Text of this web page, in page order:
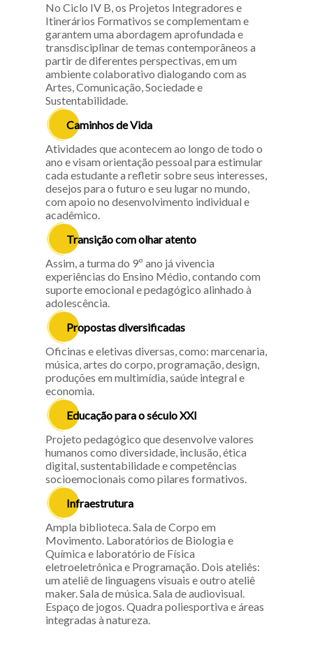
No Ciclo IV B, os Projetos Integradores e
Itinerários Formativos se complementam e
garantem uma abordagem aprofundada e
transdisciplinar de temas contemporâneos a
partir de diferentes perspectivas, em um
ambiente colaborativo dialogando com as
Artes, Comunicação, Sociedade e
Sustentabilidade.
Caminhos de Vida
Atividades que acontecem ao longo de todo o
ano e visam orientação pessoal para estimular
cada estudante a refletir sobre seus interesses,
desejos para o futuro e seu lugar no mundo,
com apoio no desenvolvimento individual e
acadêmico.
Transição com olhar atento
Assim, a turma do 9º ano já vivencia
experiências do Ensino Médio, contando com
suporte emocional e pedagógico alinhado à
adolescência.
Propostas diversificadas
Oficinas e eletivas diversas, como: marcenaria,
música, artes do corpo, programação, design,
produções em multimídia, saúde integral e
economia.
Educação para o século XXI
Projeto pedagógico que desenvolve valores
humanos como diversidade, inclusão, ética
digital, sustentabilidade e competências
socioemocionais como pilares formativos.
Infraestrutura
Ampla biblioteca. Sala de Corpo em
Movimento. Laboratórios de Biologia e
Química e laboratório de Física
eletroeletrônica e Programação. Dois ateliês:
um ateliê de linguagens visuais e outro ateliê
maker. Sala de música. Sala de audiovisual.
Espaço de jogos. Quadra poliesportiva e áreas
integradas à natureza.